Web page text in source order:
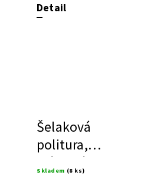
Detail
Šelaková
politura,
přírodní, bio
Skladem (8 ks)